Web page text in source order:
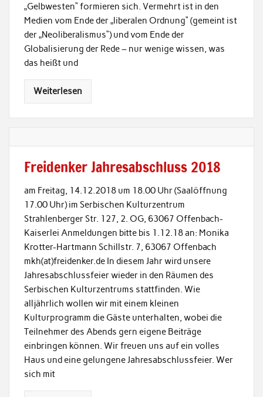
„Gelbwesten“ formieren sich. Vermehrt ist in den
Medien vom Ende der „liberalen Ordnung“ (gemeint ist
der „Neoliberalismus“) und vom Ende der
Globalisierung der Rede – nur wenige wissen, was
das heißt und
Weiterlesen
Freidenker Jahresabschluss 2018
am Freitag, 14.12.2018 um 18.00 Uhr (Saalöffnung
17.00 Uhr) im Serbischen Kulturzentrum
Strahlenberger Str. 127, 2. OG, 63067 Offenbach-
Kaiserlei Anmeldungen bitte bis 1.12.18 an: Monika
Krotter-Hartmann Schillstr. 7, 63067 Offenbach
mkh(at)freidenker.de In diesem Jahr wird unsere
Jahresabschlussfeier wieder in den Räumen des
Serbischen Kulturzentrums stattfinden. Wie
alljährlich wollen wir mit einem kleinen
Kulturprogramm die Gäste unterhalten, wobei die
Teilnehmer des Abends gern eigene Beiträge
einbringen können. Wir freuen uns auf ein volles
Haus und eine gelungene Jahresabschlussfeier. Wer
sich mit